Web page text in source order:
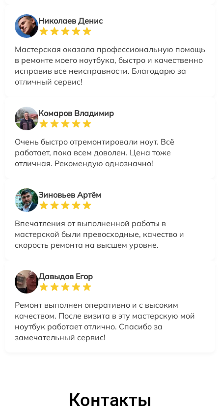
Николаев Денис
Мастерская оказала профессиональную помощь
в ремонте моего ноутбука, быстро и качественно
исправив все неисправности. Благодарю за
отличный сервис!
Комаров Владимир
Очень быстро отремонтировали ноут. Всё
работает, пока всем доволен. Цена тоже
отличная. Рекомендую однозначно!
Зиновьев Артём
Впечатления от выполненной работы в
мастерской были превосходные, качество и
скорость ремонта на высшем уровне.
Давыдов Егор
Ремонт выполнен оперативно и с высоким
качеством. После визита в эту мастерскую мой
ноутбук работает отлично. Спасибо за
замечательный сервис!
Контакты